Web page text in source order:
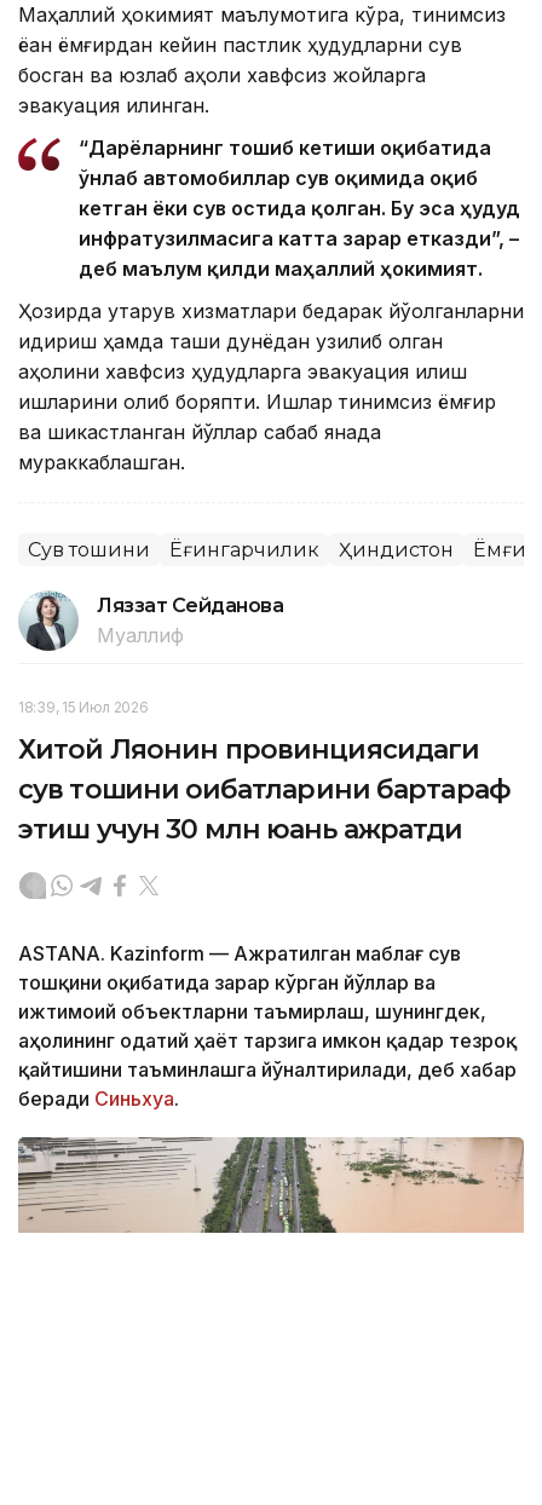
Маҳаллий ҳокимият маълумотига кўра, тинимсиз
ёққан ёмғирдан кейин пастлик ҳудудларни сув
босган ва юзлаб аҳоли хавфсиз жойларга
эвакуация қилинган.
“Дарёларнинг тошиб кетиши оқибатида
ўнлаб автомобиллар сув оқимида оқиб
кетган ёки сув остида қолган. Бу эса ҳудуд
инфратузилмасига катта зарар етказди”, –
деб маълум қилди маҳаллий ҳокимият.
Ҳозирда қутқарув хизматлари бедарак йўқолганларни
қидириш ҳамда ташқи дунёдан узилиб қолган
аҳолини хавфсиз ҳудудларга эвакуация қилиш
ишларини олиб боряпти. Ишлар тинимсиз ёмғир
ва шикастланган йўллар сабаб янада
мураккаблашган.
Сув тошқини Ёғингарчилик Ҳиндистон Ёмғир
Ляззат Сейданова
Муаллиф
18:39, 15 Июл 2026
Хитой Ляонин провинциясидаги
сув тошқини оқибатларини бартараф
этиш учун 30 млн юань ажратди
ASTANA. Kazinform — Ажратилган маблағ сув
тошқини оқибатида зарар кўрган йўллар ва
ижтимоий объектларни таъмирлаш, шунингдек,
аҳолининг одатий ҳаёт тарзига имкон қадар тезроқ
қайтишини таъминлашга йўналтирилади, деб хабар
беради Синьхуа.